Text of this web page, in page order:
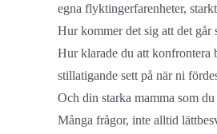
egna flyktingerfarenheter,
Hur kommer det sig att det
Hur klarade du att konfrontera
stillatigande sett på när ni
Och din starka mamma som
Många frågor, inte alltid